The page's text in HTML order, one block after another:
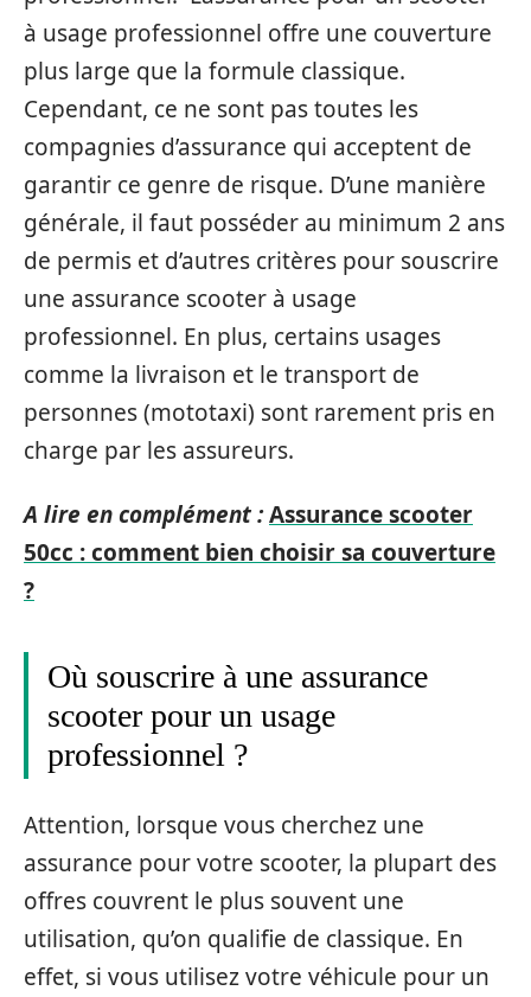
à usage professionnel offre une couverture
plus large que la formule classique.
Cependant, ce ne sont pas toutes les
compagnies d’assurance qui acceptent de
garantir ce genre de risque. D’une manière
générale, il faut posséder au minimum 2 ans
de permis et d’autres critères pour souscrire
une assurance scooter à usage
professionnel. En plus, certains usages
comme la livraison et le transport de
personnes (mototaxi) sont rarement pris en
charge par les assureurs.
A lire en complément :Assurance scooter
50cc : comment bien choisir sa couverture
?
Où souscrire à une assurance
scooter pour un usage
professionnel ?
Attention, lorsque vous cherchez une
assurance pour votre scooter, la plupart des
offres couvrent le plus souvent une
utilisation, qu’on qualifie de classique. En
effet, si vous utilisez votre véhicule pour un